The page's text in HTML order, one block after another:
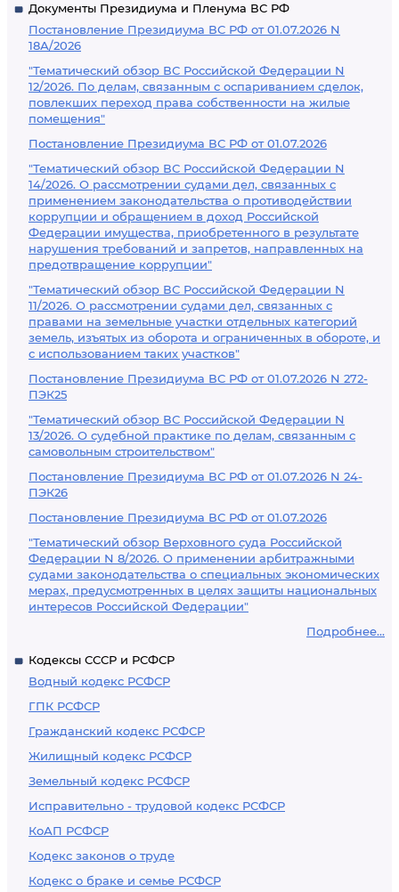
Документы Президиума и Пленума ВС РФ
Постановление Президиума ВС РФ от 01.07.2026 N
18А/2026
"Тематический обзор ВС Российской Федерации N
12/2026. По делам, связанным с оспариванием сделок,
повлекших переход права собственности на жилые
помещения"
Постановление Президиума ВС РФ от 01.07.2026
"Тематический обзор ВС Российской Федерации N
14/2026. О рассмотрении судами дел, связанных с
применением законодательства о противодействии
коррупции и обращением в доход Российской
Федерации имущества, приобретенного в результате
нарушения требований и запретов, направленных на
предотвращение коррупции"
"Тематический обзор ВС Российской Федерации N
11/2026. О рассмотрении судами дел, связанных с
правами на земельные участки отдельных категорий
земель, изъятых из оборота и ограниченных в обороте, и
с использованием таких участков"
Постановление Президиума ВС РФ от 01.07.2026 N 272-
ПЭК25
"Тематический обзор ВС Российской Федерации N
13/2026. О судебной практике по делам, связанным с
самовольным строительством"
Постановление Президиума ВС РФ от 01.07.2026 N 24-
ПЭК26
Постановление Президиума ВС РФ от 01.07.2026
"Тематический обзор Верховного суда Российской
Федерации N 8/2026. О применении арбитражными
судами законодательства о специальных экономических
мерах, предусмотренных в целях защиты национальных
интересов Российской Федерации"
Подробнее...
Кодексы СССР и РСФСР
Водный кодекс РСФСР
ГПК РСФСР
Гражданский кодекс РСФСР
Жилищный кодекс РСФСР
Земельный кодекс РСФСР
Исправительно - трудовой кодекс РСФСР
КоАП РСФСР
Кодекс законов о труде
Кодекс о браке и семье РСФСР